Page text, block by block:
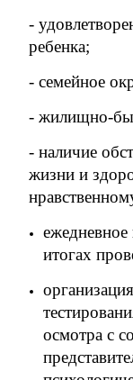
-
ребенка;
- семейное
- жилищно-
- наличие
жизни и
итогах
осмотра с